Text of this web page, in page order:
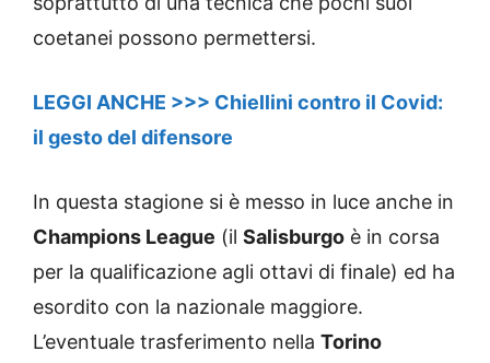
coetanei possono permettersi.
LEGGI ANCHE >>> Chiellini contro il Covid:
il gesto del difensore
In questa stagione si è messo in luce anche in
Champions League (il Salisburgo è in corsa
per la qualificazione agli ottavi di finale) ed ha
esordito con la nazionale maggiore.
L’eventuale trasferimento nella Torino